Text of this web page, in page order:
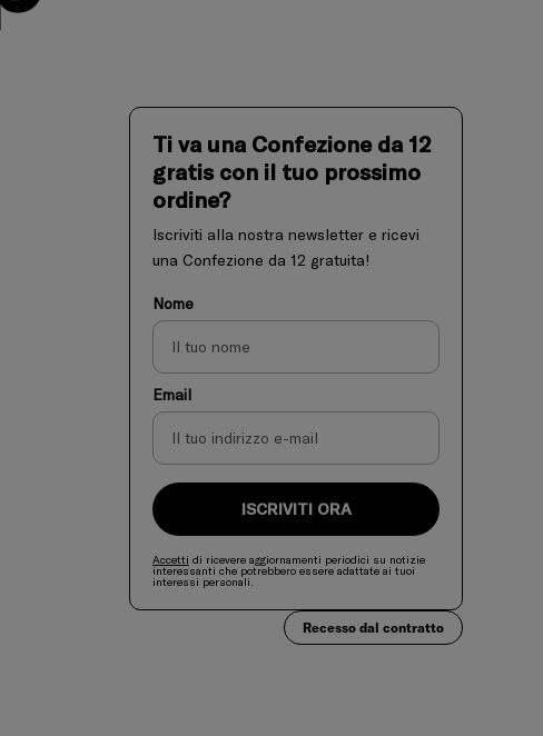
Ti va una Confezione da 12
gratis con il tuo prossimo
ordine?
Iscriviti alla nostra newsletter e ricevi
una Confezione da 12 gratuita!
Nome
Email
ISCRIVITI ORA
Accetti di ricevere aggiornamenti periodici su notizie
interessanti che potrebbero essere adattate ai tuoi
interessi personali.
Recesso dal contratto